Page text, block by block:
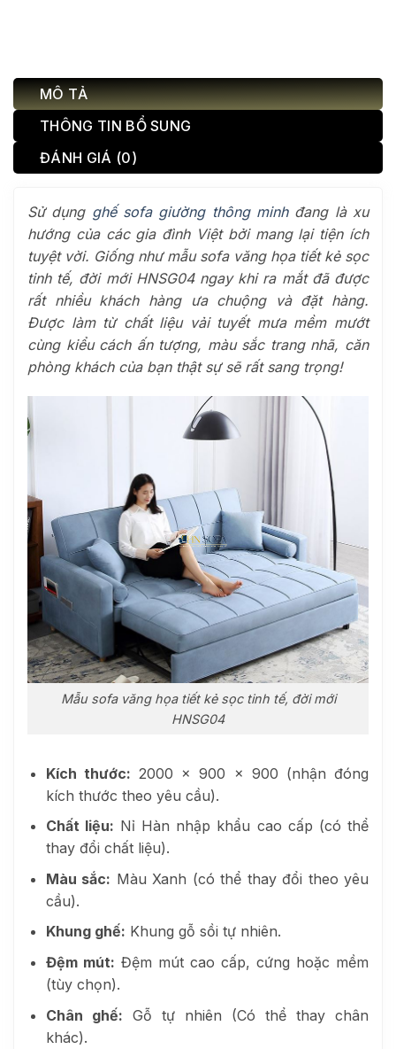
MÔ TẢ
THÔNG TIN BỔ SUNG
ĐÁNH GIÁ (0)
Sử dụng ghế sofa giường thông minhđang là xu
hướng của các gia đình Việt bởi mang lại tiện ích
tuyệt vời. Giống như mẫu sofa văng họa tiết kẻ sọc
tinh tế, đời mới HNSG04 ngay khi ra mắt đã được
rất nhiều khách hàng ưa chuộng và đặt hàng.
Được làm từ chất liệu vải tuyết mưa mềm mướt
cùng kiểu cách ấn tượng, màu sắc trang nhã, căn
phòng khách của bạn thật sự sẽ rất sang trọng!
Mẫu sofa văng họa tiết kẻ sọc tinh tế, đời mới
HNSG04
Kích thước: 2000 x 900 x 900 (nhận đóng
kích thước theo yêu cầu).
Chất liệu: Nỉ Hàn nhập khẩu cao cấp (có thể
thay đổi chất liệu).
Màu sắc: Màu Xanh (có thể thay đổi theo yêu
cầu).
Khung ghế: Khung gỗ sồi tự nhiên.
Đệm mút: Đệm mút cao cấp, cứng hoặc mềm
(tùy chọn).
Chân ghế: Gỗ tự nhiên (Có thể thay chân
khác).